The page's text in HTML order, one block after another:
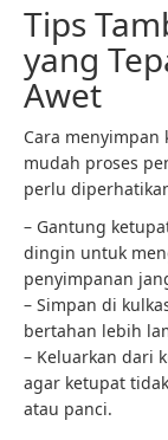
Tips
yang
Awet
Cara
mudah proses
perlu
– Gantung
dingin untuk
penyimpanan
– Simpan di
bertahan lebih
– Keluarkan dari
agar ketupat
atau panci.